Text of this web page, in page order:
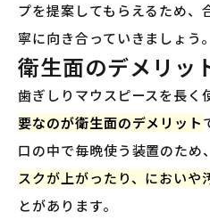
プを提案してもらえるため、
寧に向き合っていきましょう。
衛生面のデメリッ
歯ぎしりマウスピースを長く
要なのが衛生面のデメリット
口の中で毎晩使う装置のため
スクが上がったり、においや
とがあります。